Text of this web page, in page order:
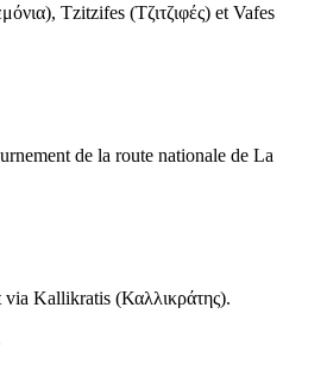
), Tzitzifes (Τζιτζιφές) et Vafes
de la route nationale de La
via Kallikratis (Καλλικράτης).